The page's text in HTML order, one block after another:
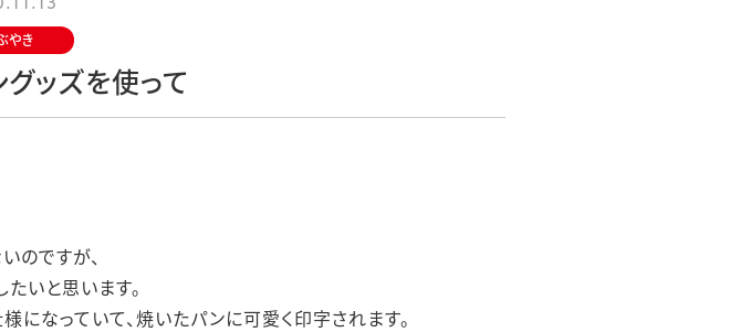
やき
ッズを使って
のですが、
いと思います。
になっていて、焼いたパンに可愛く印字されます。